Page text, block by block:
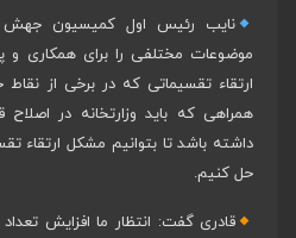
نایب رئیس اول کمیسیون جهش
موضوعات مختلفی را برای همکاری و
ارتقاء تقسیماتی که در برخی از نقاط
همراهی که باید وزارتخانه در
داشته باشد تا بتوانیم مشکل ارتقاء
حل کنیم.
قادری گفت: انتظار ما افزایش